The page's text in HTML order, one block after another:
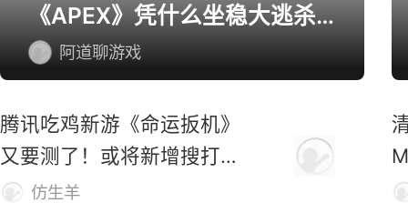
《APEX》凭什么坐稳大逃杀
第一桌？
阿道聊游戏
腾讯吃鸡新游《命运扳机》
又要测了！或将新增搜打撤
玩法！
仿生羊